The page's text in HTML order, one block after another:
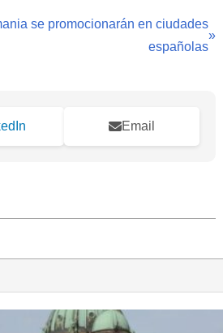
se promocionarán en ciudades
españolas
»
Email